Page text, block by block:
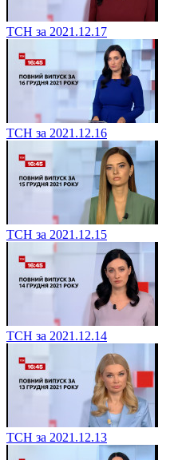
ТСН за 2021.12.17
ТСН за 2021.12.16
ТСН за 2021.12.15
ТСН за 2021.12.14
ТСН за 2021.12.13